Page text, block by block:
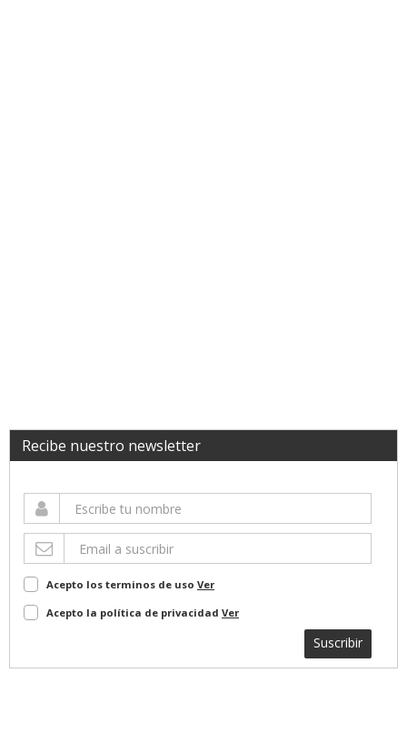
Recibe nuestro newsletter
Acepto los terminos de uso Ver
Acepto la política de privacidad Ver
Suscribir